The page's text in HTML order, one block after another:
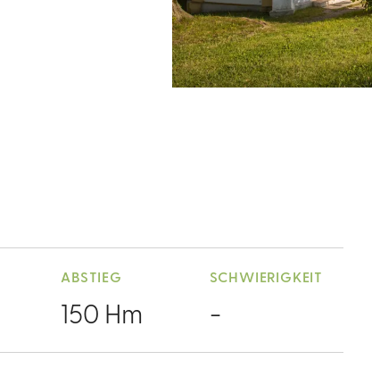
ABSTIEG
150 Hm
SCHWIERIGKEIT
-